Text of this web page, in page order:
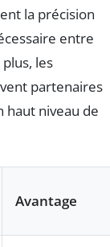
la précision
entre
les
partenaires
haut niveau de
Avantage